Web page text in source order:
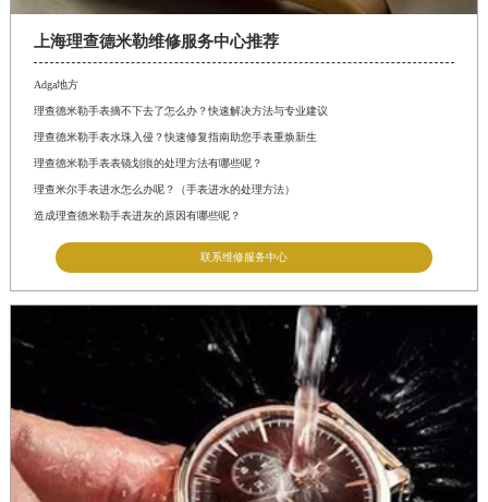
上海理查德米勒维修服务中心推荐
Adga地方
理查德米勒手表摘不下去了怎么办？快速解决方法与专业建议
理查德米勒手表水珠入侵？快速修复指南助您手表重焕新生
理查德米勒手表表镜划痕的处理方法有哪些呢？
理查米尔手表进水怎么办呢？（手表进水的处理方法）
造成理查德米勒手表进灰的原因有哪些呢？
联系维修服务中心